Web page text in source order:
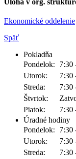
Úloha v org.
Ekonomické oddelenie
Späť
Pokladňa
Pondelok:
7:30
Utorok:
7:30
Streda:
7:30
Štvrtok:
Piatok: 7:30
Úradné hodiny
Pondelok:
7:30
Utorok:
7:30
Streda:
7:30